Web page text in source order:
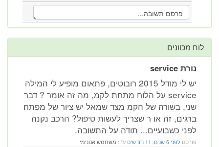
לוח מכוונים
נורת service
יש לי מודל 2015 רובוטים, פתאום מופיע לי המילה
service על הלוח מתחת לקמ, מה זה אומר ? דבר
שני, בשורה של הקמ מצד שמאל יש ציור של מפתח
ברגים, זה או ר שצריך לעשות טיפול? הרכב נקנה
לפני כשבועיים... תודה על התשובה.
פורסם לפני 6 שנים, 11 חודשים ע"י: משתמש אנונימי